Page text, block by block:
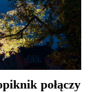
połączy